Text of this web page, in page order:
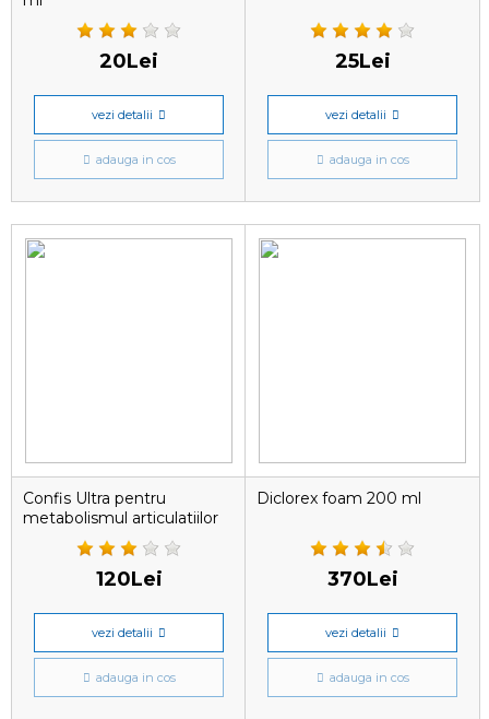
20Lei
vezi detalii
adauga in cos
25Lei
vezi detalii
adauga in cos
Confis Ultra pentru
metabolismul articulatiilor
câinelui, 10 tablete
120Lei
vezi detalii
adauga in cos
Diclorex foam 200 ml
370Lei
vezi detalii
adauga in cos